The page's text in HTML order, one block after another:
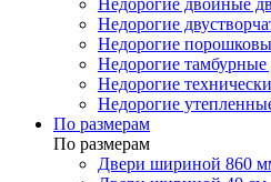
Недорогие двойные
Недорогие
Недорогие
Недорогие тамбурные
Недорогие
Недорогие
По размерам
По размерам
Двери шириной 860